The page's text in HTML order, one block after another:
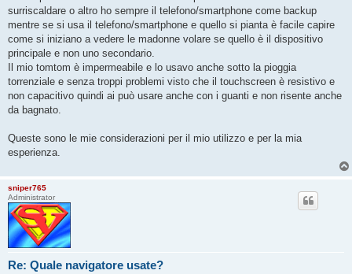
o
surriscaldare o altro ho sempre il telefono/smartphone come backup
mentre se si usa il telefono/smartphone e quello si pianta è facile capire
come si iniziano a vedere le madonne volare se quello è il dispositivo
principale e non uno secondario.
Il mio tomtom è impermeabile e lo usavo anche sotto la pioggia
torrenziale e senza troppi problemi visto che il touchscreen è resistivo e
non capacitivo quindi ai può usare anche con i guanti e non risente anche
da bagnato.
Queste sono le mie considerazioni per il mio utilizzo e per la mia
esperienza.
sniper765
Administrator
Re: Quale navigatore usate?